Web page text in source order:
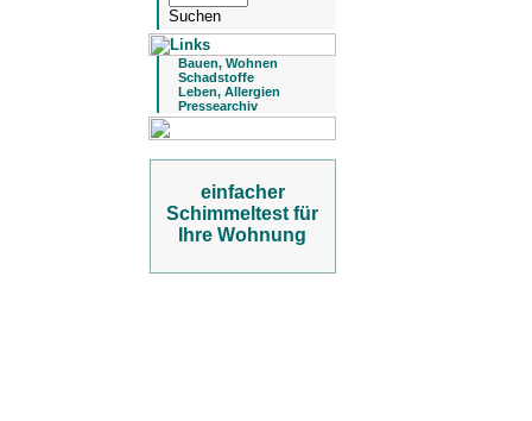
Bauen, Wohnen
Schadstoffe
Leben, Allergien
Pressearchiv
einfacher
Schimmeltest für
Ihre Wohnung